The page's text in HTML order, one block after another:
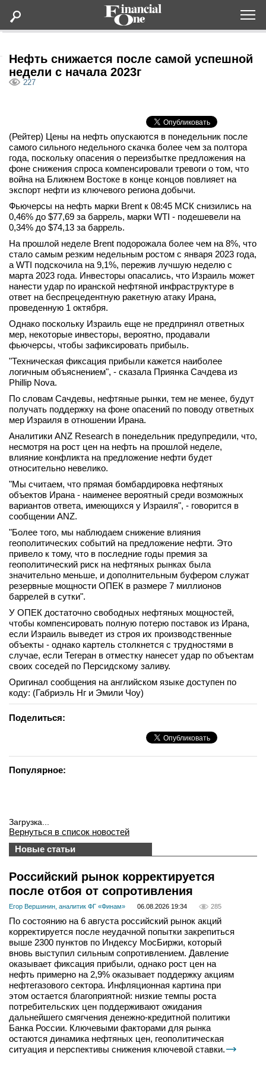
Lifestyle
Мероприятия
Новости
Интервью
вконтакте
телеграм
Стать автором
Вход
Нефть снижается после самой успешной
недели с начала 2023г
227
(Рейтер) Цены на нефть опускаются в понедельник после
самого сильного недельного скачка более чем за полтора
года, поскольку опасения о переизбытке предложения на
фоне снижения спроса компенсировали тревоги о том, что
война на Ближнем Востоке в конце концов повлияет на
экспорт нефти из ключевого региона добычи.
Фьючерсы на нефть марки Brent к 08:45 МСК снизились на
0,46% до $77,69 за баррель, марки WTI - подешевели на
0,34% до $74,13 за баррель.
На прошлой неделе Brent подорожала более чем на 8%, что
стало самым резким недельным ростом с января 2023 года,
а WTI подскочила на 9,1%, пережив лучшую неделю с
марта 2023 года. Инвесторы опасались, что Израиль может
нанести удар по иранской нефтяной инфраструктуре в
ответ на беспрецедентную ракетную атаку Ирана,
проведенную 1 октября.
Однако поскольку Израиль еще не предпринял ответных
мер, некоторые инвесторы, вероятно, продавали
фьючерсы, чтобы зафиксировать прибыль.
"Техническая фиксация прибыли кажется наиболее
логичным объяснением", - сказала Приянка Сачдева из
Phillip Nova.
По словам Сачдевы, нефтяные рынки, тем не менее, будут
получать поддержку на фоне опасений по поводу ответных
мер Израиля в отношении Ирана.
Аналитики ANZ Research в понедельник предупредили, что,
несмотря на рост цен на нефть на прошлой неделе,
влияние конфликта на предложение нефти будет
относительно невелико.
"Мы считаем, что прямая бомбардировка нефтяных
объектов Ирана - наименее вероятный среди возможных
вариантов ответа, имеющихся у Израиля", - говорится в
сообщении ANZ.
"Более того, мы наблюдаем снижение влияния
геополитических событий на предложение нефти. Это
привело к тому, что в последние годы премия за
геополитический риск на нефтяных рынках была
значительно меньше, и дополнительным буфером служат
резервные мощности ОПЕК в размере 7 миллионов
баррелей в сутки".
У ОПЕК достаточно свободных нефтяных мощностей,
чтобы компенсировать полную потерю поставок из Ирана,
если Израиль выведет из строя их производственные
объекты - однако картель столкнется с трудностями в
случае, если Тегеран в отместку нанесет удар по объектам
своих соседей по Персидскому заливу.
Оригинал сообщения на английском языке доступен по
коду: (Габриэль Нг и Эмили Чоу)
Поделиться:
Популярное:
Загрузка...
Вернуться в список новостей
Новые статьи
Российский рынок корректируется
после отбоя от сопротивления
Егор Вершинин, аналитик ФГ «Финам» 06.08.2026 19:34 285
По состоянию на 6 августа российский рынок акций
корректируется после неудачной попытки закрепиться
выше 2300 пунктов по Индексу МосБиржи, который
вновь выступил сильным сопротивлением. Давление
оказывает фиксация прибыли, однако рост цен на
нефть примерно на 2,9% оказывает поддержку акциям
нефтегазового сектора. Инфляционная картина при
этом остается благоприятной: низкие темпы роста
потребительских цен поддерживают ожидания
дальнейшего смягчения денежно-кредитной политики
Банка России. Ключевыми факторами для рынка
остаются динамика нефтяных цен, геополитическая
ситуация и перспективы снижения ключевой ставки.